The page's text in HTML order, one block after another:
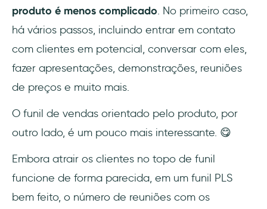
produto é menos complicado. No primeiro caso,
há vários passos, incluindo entrar em contato
com clientes em potencial, conversar com eles,
fazer apresentações, demonstrações, reuniões
de preços e muito mais.
O funil de vendas orientado pelo produto, por
outro lado, é um pouco mais interessante. 😋
Embora atrair os clientes no topo de funil
funcione de forma parecida, em um funil PLS
bem feito, o número de reuniões com os